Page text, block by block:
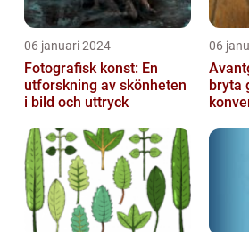
06 januari 2024
Fotografisk konst: En
utforskning av skönheten
i bild och uttryck
06
bryta